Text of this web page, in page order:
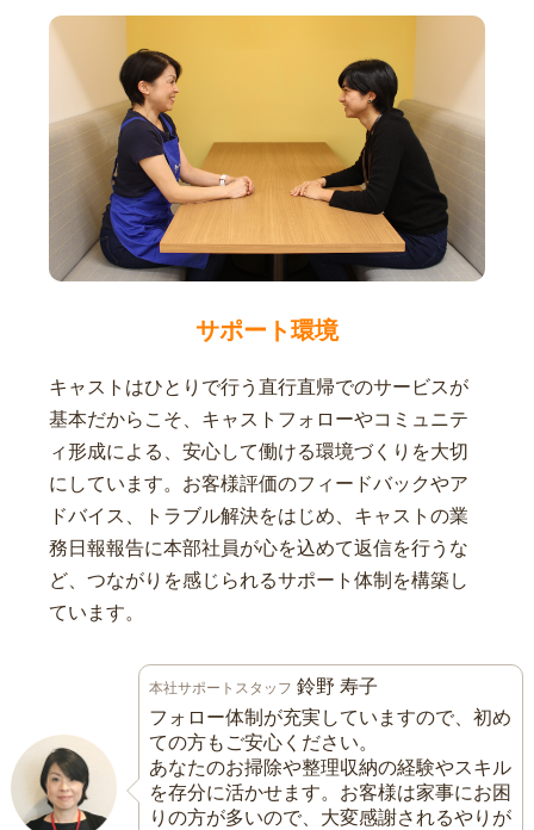
サポート環境
キャストはひとりで行う直行直帰でのサービスが
基本だからこそ、キャストフォローやコミュニテ
ィ形成による、安心して働ける環境づくりを大切
にしています。お客様評価のフィードバックやア
ドバイス、トラブル解決をはじめ、キャストの業
務日報報告に本部社員が心を込めて返信を行うな
ど、つながりを感じられるサポート体制を構築し
ています。
本社サポートスタッフ 鈴野 寿子
フォロー体制が充実していますので、初め
ての方もご安心ください。
あなたのお掃除や整理収納の経験やスキル
を存分に活かせます。お客様は家事にお困
りの方が多いので、大変感謝されるやりが